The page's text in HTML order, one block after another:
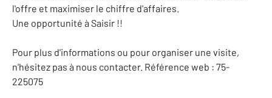
l'offre et maximiser le chiffre d'affaires.
Une opportunité à Saisir !!
Pour plus d'informations ou pour organiser une visite,
n'hésitez pas à nous contacter. Référence web : 75-
225075